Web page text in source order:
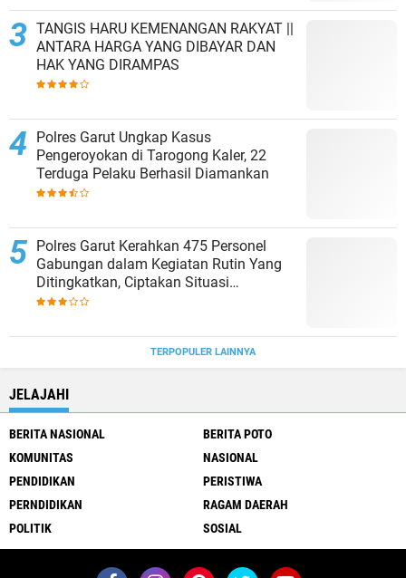
TANGIS HARU KEMENANGAN RAKYAT ||
ANTARA HARGA YANG DIBAYAR DAN
HAK YANG DIRAMPAS
Polres Garut Ungkap Kasus
Pengeroyokan di Tarogong Kaler, 22
Terduga Pelaku Berhasil Diamankan
Polres Garut Kerahkan 475 Personel
Gabungan dalam Kegiatan Rutin Yang
Ditingkatkan, Ciptakan Situasi
Kamtibmas Tetap Aman dan Kondusif
TERPOPULER LAINNYA
JELAJAHI
BERITA NASIONAL
BERITA POTO
KOMUNITAS
NASIONAL
PENDIDIKAN
PERISTIWA
PERNDIDIKAN
RAGAM DAERAH
POLITIK
SOSIAL